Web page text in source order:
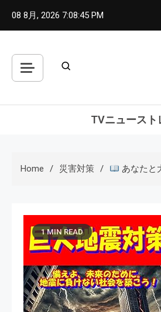
08 8月, 2026 7:08:46 PM
TVニュースト
Home 災害対策 あなたと
1 MIN READ